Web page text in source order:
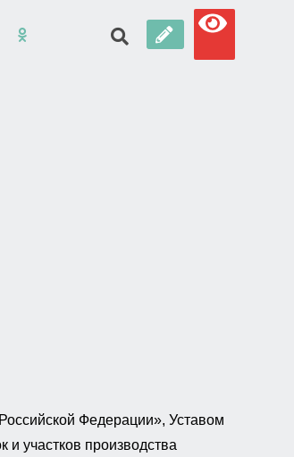
Федерации», Уставом
участков производства